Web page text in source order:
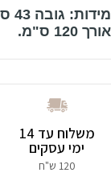
אורך 120 ס"מ.
משלוח עד 14
ימי עסקים
120 ש"ח